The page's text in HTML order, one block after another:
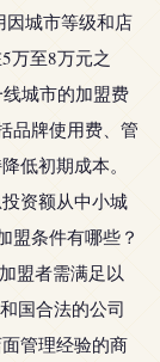
因城市等级和店
万至8万元之
城市的加盟费
品牌使用费、管
低初期成本。
资额从中小城
盟条件有哪些？
盟者需满足以
国合法的公司
管理经验的商